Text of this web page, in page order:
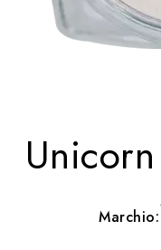
Marchio: